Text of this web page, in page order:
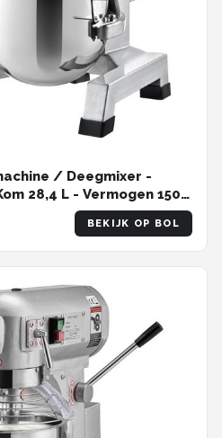
/ Deegmixer -
28,4 L - Vermogen 1500
199/382 RPM - Inclusief
Zware UitvoeringBEKIJK OP BOL